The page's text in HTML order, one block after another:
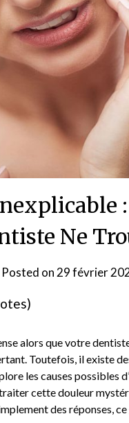
:
Ne
Posted on 29 février
alors que votre
Toutefois, il existe
les causes possibles
cette douleur
des réponses,